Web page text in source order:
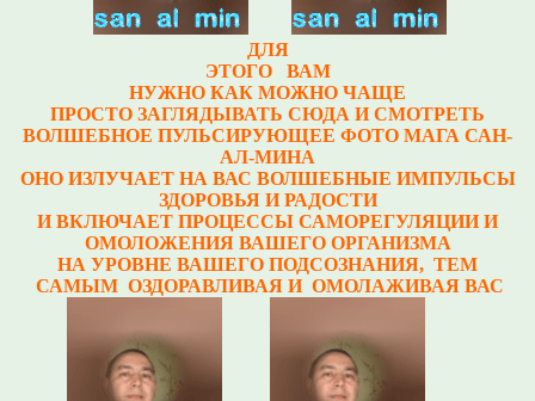
ДЛЯ
ЭТОГО ВАМ
НУЖНО КАК МОЖНО ЧАЩЕ
ПРОСТО ЗАГЛЯДЫВАТЬ СЮДА И СМОТРЕТЬ
ВОЛШЕБНОЕ ПУЛЬСИРУЮЩЕЕ ФОТО МАГА САН-
АЛ-МИНА
ОНО ИЗЛУЧАЕТ НА ВАС ВОЛШЕБНЫЕ ИМПУЛЬСЫ
ЗДОРОВЬЯ И РАДОСТИ
И ВКЛЮЧАЕТ ПРОЦЕССЫ САМОРЕГУЛЯЦИИ И
ОМОЛОЖЕНИЯ ВАШЕГО ОРГАНИЗМА
НА УРОВНЕ ВАШЕГО ПОДСОЗНАНИЯ, ТЕМ
САМЫМ ОЗДОРАВЛИВАЯ И ОМОЛАЖИВАЯ ВАС